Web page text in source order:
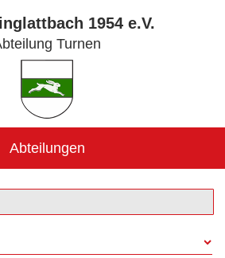
1954 e.V.
Turnen
Abteilungen